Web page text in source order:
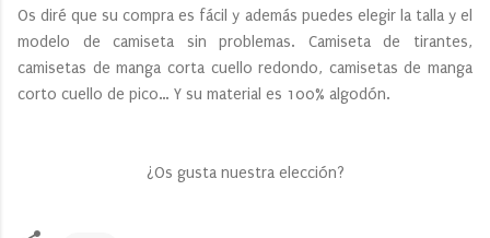
Os diré que su compra es fácil y además puedes elegir la talla y el
modelo de camiseta sin problemas. Camiseta de tirantes,
camisetas de manga corta cuello redondo, camisetas de manga
corto cuello de pico… Y su material es 100% algodón.
¿Os gusta nuestra elección?